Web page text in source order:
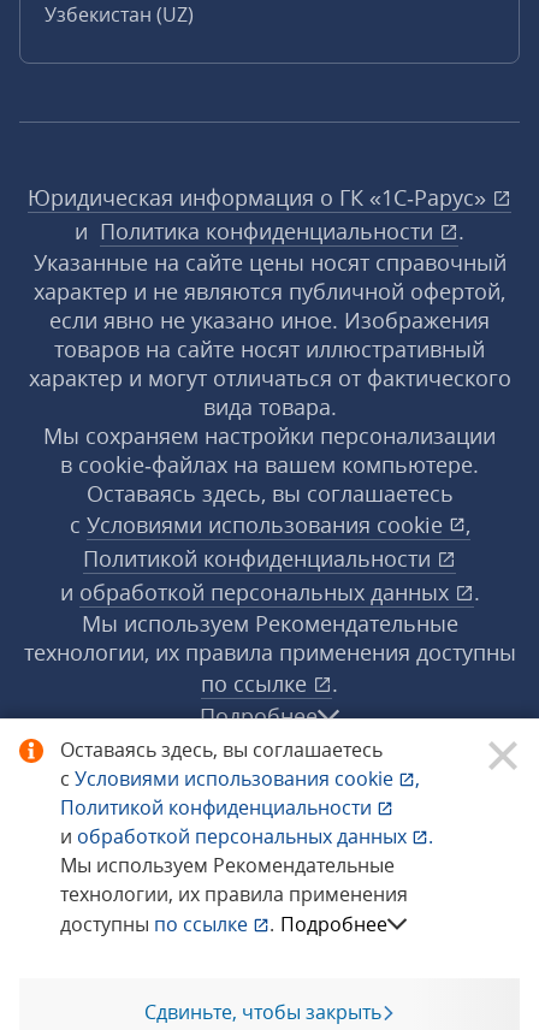
Оставаясь здесь, вы соглашаетесь
с Условиями использования cookie
,
Политикой конфиденциальности
и обработкой персональных данных
.
Мы используем Рекомендательные
технологии, их правила применения
доступны по ссылке . Подробнее
Сдвиньте, чтобы закрыть
Узбекистан (UZ)
Юридическая информация о ГК «1С‑Рарус»
и Политика конфиденциальности
.
Указанные на сайте цены носят справочный
характер и не являются публичной офертой,
если явно не указано иное. Изображения
товаров на сайте носят иллюстративный
характер и могут отличаться от фактического
вида товара.
Мы сохраняем настройки персонализации
в cookie‑файлах на вашем компьютере.
Оставаясь здесь, вы соглашаетесь
с Условиями использования cookie
,
Политикой конфиденциальности
и обработкой персональных данных
.
Мы используем Рекомендательные
технологии, их правила применения доступны
по ссылке
.
Подробнее
© 1998−2026 «1С‑Рарус» ®. Все права
защищены.
Сообщить об ошибке
Позвоните мне